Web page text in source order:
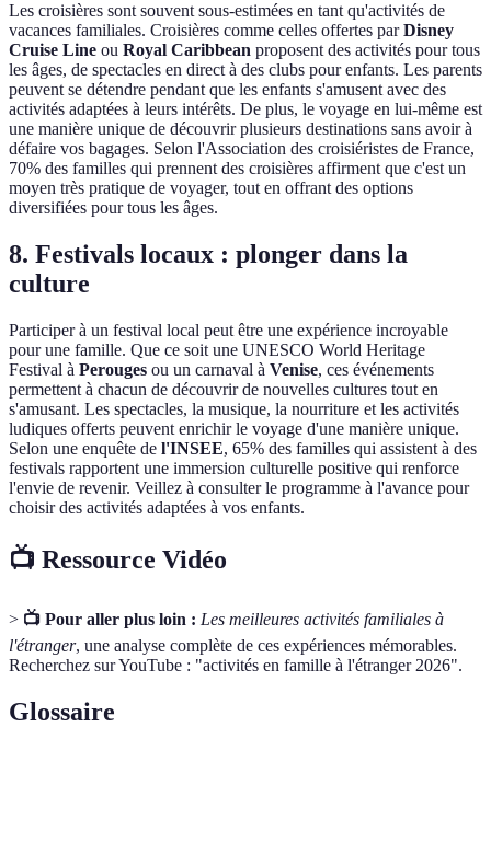
Les croisières sont souvent sous-estimées en tant qu'activités de
vacances familiales. Croisières comme celles offertes parDisney
Cruise Line ou Royal Caribbean proposent des activités pour tous
les âges, de spectacles en direct à des clubs pour enfants. Les parents
peuvent se détendre pendant que les enfants s'amusent avec des
activités adaptées à leurs intérêts. De plus, le voyage en lui-même est
une manière unique de découvrir plusieurs destinations sans avoir à
défaire vos bagages. Selon l'Association des croisiéristes de France,
70% des familles qui prennent des croisières affirment que c'est un
moyen très pratique de voyager, tout en offrant des options
diversifiées pour tous les âges.
8. Festivals locaux : plonger dans la
culture
Participer à un festival local peut être une expérience incroyable
pour une famille. Que ce soit une UNESCO World Heritage
Festival à Perouges ou un carnaval à Venise, ces événements
permettent à chacun de découvrir de nouvelles cultures tout en
s'amusant. Les spectacles, la musique, la nourriture et les activités
ludiques offerts peuvent enrichir le voyage d'une manière unique.
Selon une enquête de l'INSEE, 65% des familles qui assistent à des
festivals rapportent une immersion culturelle positive qui renforce
l'envie de revenir. Veillez à consulter le programme à l'avance pour
choisir des activités adaptées à vos enfants.
📺 Ressource Vidéo
> 📺 Pour aller plus loin : Les meilleures activités familiales à
l'étranger, une analyse complète de ces expériences mémorables.
Recherchez sur YouTube : "activités en famille à l'étranger 2026".
Glossaire